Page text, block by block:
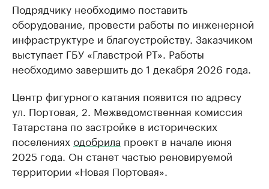
Подрядчику необходимо поставить
оборудование, провести работы по инженерной
инфраструктуре и благоустройству. Заказчиком
выступает ГБУ «Главстрой РТ». Работы
необходимо завершить до 1 декабря 2026 года.
Центр фигурного катания появится по адресу
ул. Портовая, 2. Межведомственная комиссия
Татарстана по застройке в исторических
поселениях одобрила проект в начале июня
2025 года. Он станет частью реновируемой
территории «Новая Портовая».